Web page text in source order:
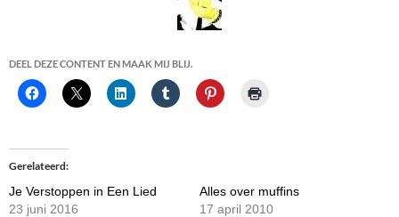
DEEL DEZE CONTENT EN MAAK MIJ BLIJ.
Gerelateerd
Je Verstoppen in Een Lied
23 juni 2016
Alles over muffins
17 april 2010